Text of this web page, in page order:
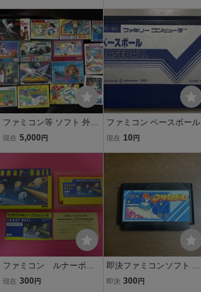
パーファミコン
オン
ファミコン等 ソフト 外箱
のみ(ソフトなし)23点セ
マリオ/ドラゴンボール☆
6779☆
現在 5,000 円
ファミコン ベースボール
現在 10 円
ファミコン ルナーボー
ル 箱 説明書付属
現在 300 円
即決ファミコンソフト フ
ァミリーピンボール
即決 300 円